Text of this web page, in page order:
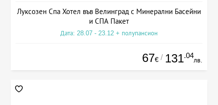
Луксозен Спа Хотел във Велинград с Минерални Басейни
и СПА Пакет
Дата: 28.07 - 23.12 + полупансион
67€ / 131.04
лв.